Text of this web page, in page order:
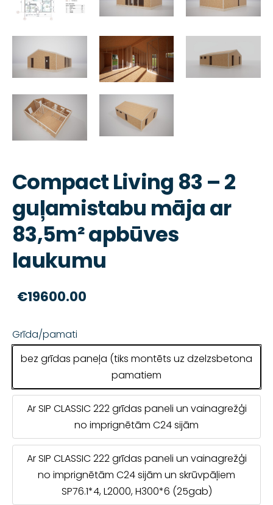
Compact Living 83 – 2
guļamistabu māja ar
83,5m² apbūves
laukumu
€19600.00
Grīda/pamati
bez grīdas paneļa (tiks montēts uz dzelzsbetona
pamatiem
Ar SIP CLASSIC 222 grīdas paneli un vainagrežģi
no imprignētām C24 sijām
Ar SIP CLASSIC 222 grīdas paneli un vainagrežģi
no imprignētām C24 sijām un skrūvpāļiem
SP76.1*4, L2000, H300*6 (25gab)